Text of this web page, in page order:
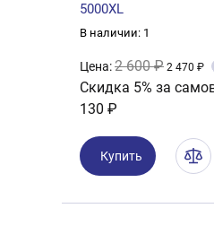
5000XL
В наличии: 1
Цена:2 600 ₽ 2 470 ₽
Скидка 5% за
130 ₽
Купить